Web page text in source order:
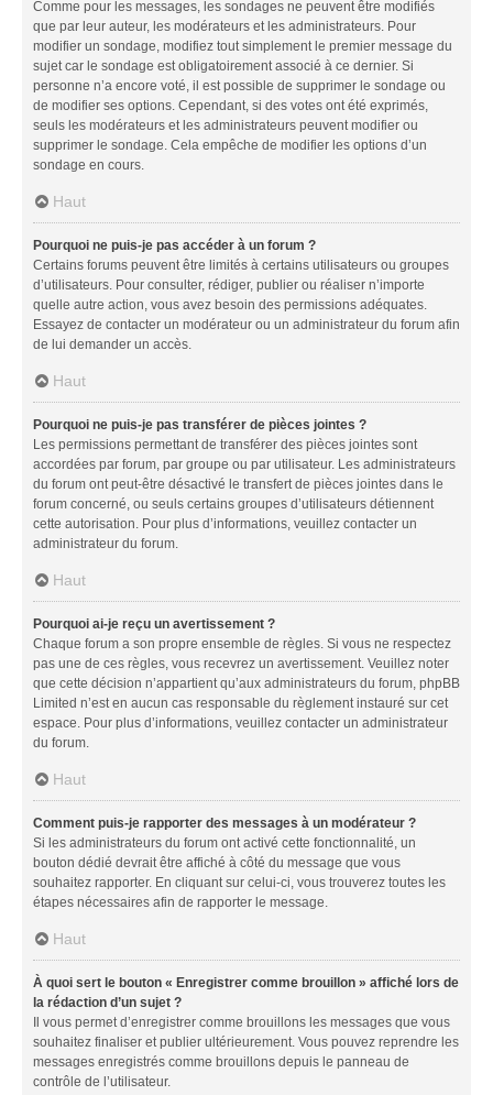
Comme pour les messages, les sondages ne peuvent être modifiés
que par leur auteur, les modérateurs et les administrateurs. Pour
modifier un sondage, modifiez tout simplement le premier message du
sujet car le sondage est obligatoirement associé à ce dernier. Si
personne n’a encore voté, il est possible de supprimer le sondage ou
de modifier ses options. Cependant, si des votes ont été exprimés,
seuls les modérateurs et les administrateurs peuvent modifier ou
supprimer le sondage. Cela empêche de modifier les options d’un
sondage en cours.
Haut
Pourquoi ne puis-je pas accéder à un forum ?
Certains forums peuvent être limités à certains utilisateurs ou groupes
d’utilisateurs. Pour consulter, rédiger, publier ou réaliser n’importe
quelle autre action, vous avez besoin des permissions adéquates.
Essayez de contacter un modérateur ou un administrateur du forum afin
de lui demander un accès.
Haut
Pourquoi ne puis-je pas transférer de pièces jointes ?
Les permissions permettant de transférer des pièces jointes sont
accordées par forum, par groupe ou par utilisateur. Les administrateurs
du forum ont peut-être désactivé le transfert de pièces jointes dans le
forum concerné, ou seuls certains groupes d’utilisateurs détiennent
cette autorisation. Pour plus d’informations, veuillez contacter un
administrateur du forum.
Haut
Pourquoi ai-je reçu un avertissement ?
Chaque forum a son propre ensemble de règles. Si vous ne respectez
pas une de ces règles, vous recevrez un avertissement. Veuillez noter
que cette décision n’appartient qu’aux administrateurs du forum, phpBB
Limited n’est en aucun cas responsable du règlement instauré sur cet
espace. Pour plus d’informations, veuillez contacter un administrateur
du forum.
Haut
Comment puis-je rapporter des messages à un modérateur ?
Si les administrateurs du forum ont activé cette fonctionnalité, un
bouton dédié devrait être affiché à côté du message que vous
souhaitez rapporter. En cliquant sur celui-ci, vous trouverez toutes les
étapes nécessaires afin de rapporter le message.
Haut
À quoi sert le bouton « Enregistrer comme brouillon » affiché lors de
la rédaction d’un sujet ?
Il vous permet d’enregistrer comme brouillons les messages que vous
souhaitez finaliser et publier ultérieurement. Vous pouvez reprendre les
messages enregistrés comme brouillons depuis le panneau de
contrôle de l’utilisateur.